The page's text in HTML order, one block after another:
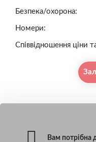
Безпека/охорона:
Номери:
Співвідношення ціни
Вам потрібна